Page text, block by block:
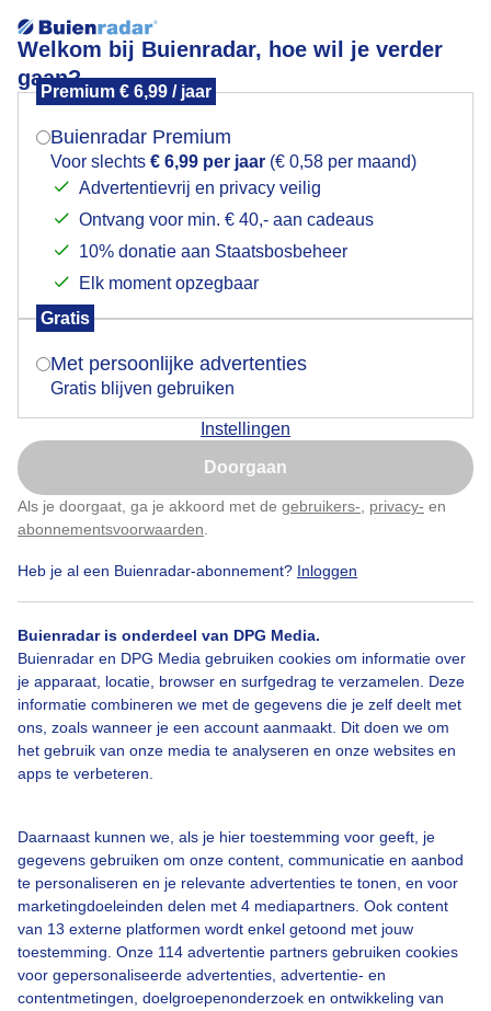
Welkom bij Buienradar, hoe wil je verder
gaan?
Premium € 6,99 / jaar
Buienradar Premium
Voor slechts € 6,99 per jaar (€ 0,58 per maand)
Advertentievrij en privacy veilig
Ontvang voor min. € 40,- aan cadeaus
10% donatie aan Staatsbosbeheer
Elk moment opzegbaar
Gratis
Met persoonlijke advertenties
Gratis blijven gebruiken
Instellingen
Doorgaan
Als je doorgaat, ga je akkoord met de gebruikers- privacy- en
abonnementsvoorwaarden
Heb je al een Buienradar-abonnement? Inloggen
Buienradar is onderdeel van DPG Media.
Buienradar en DPG Media gebruiken cookies om informatie over
je apparaat, locatie, browser en surfgedrag te verzamelen. Deze
informatie combineren we met de gegevens die je zelf deelt met
ons, zoals wanneer je een account aanmaakt. Dit doen we om
het gebruik van onze media te analyseren en onze websites en
apps te verbeteren.
Daarnaast kunnen we, als je hier toestemming voor geeft, je
gegevens gebruiken om onze content, communicatie en aanbod
te personaliseren en je relevante advertenties te tonen, en voor
marketingdoeleinden delen met 4 mediapartners. Ook content
van 13 externe platformen wordt enkel getoond met jouw
toestemming. Onze 114 advertentie partners gebruiken cookies
voor gepersonaliseerde advertenties, advertentie- en
contentmetingen, doelgroepenonderzoek en ontwikkeling van
Klaprozen zijn er ook weer
Door: Trudy Fortuijn - van Es Gemaakt: 10-05-2026, 62x bekeken
Zon Wolken Wind
Bekijk slideshow
Over Buienradar
Mogen we je locatie gebruiken voor het
Indien je hier nog geen akkoord op hebt gegeven,
verschijnt er zo een pop-up uit je browser waarin
Is goed, toon de popup
Nu niet, misschien later
Klik hierom dit aan te passen